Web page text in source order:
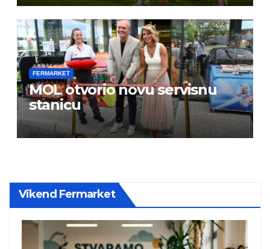
FERMARKET
MOL otvorio novu servisnu
stanicu
Vikend Fermarket